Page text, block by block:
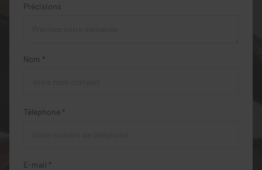
Précisions
Nom *
Téléphone *
E-mail *